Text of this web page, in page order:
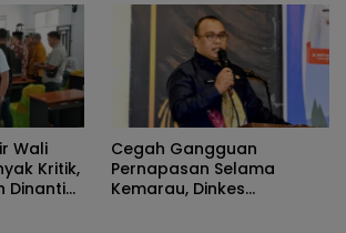
Wali
Kritik,
Dinanti
Cegah Gangguan
Pernapasan Selama
Kemarau, Dinkes